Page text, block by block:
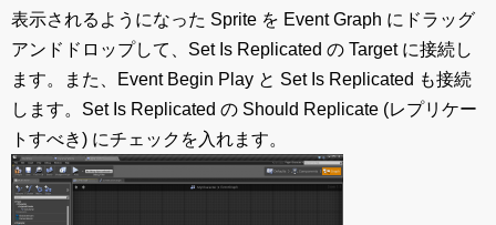
表示されるようになった Sprite を Event Graph にドラッグ
アンドドロップして、Set Is Replicated の Target に接続し
ます。また、Event Begin Play と Set Is Replicated も接続
します。Set Is Replicated の Should Replicate (レプリケー
トすべき) にチェックを入れます。